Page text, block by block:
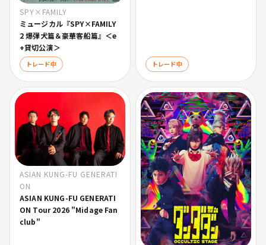
SPY×FAMILY
ミュージカル『SPY×FAMILY
2 爆弾犬篇＆豪華客船篇』＜e
+貸切公演＞
トレード中 トレード中
ASIAN KUNG-FU GENERATI
ON
ASIAN KUNG-FU GENERATI
ON Tour 2026 "Midage Fan
club"